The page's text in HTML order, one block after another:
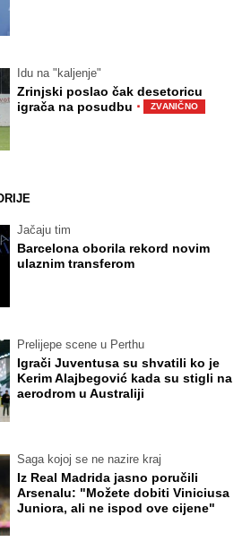
Idu na "kaljenje"
Zrinjski poslao čak desetoricu
igrača na posudbu · ZVANIČNO
Jačaju tim
Barcelona oborila rekord novim
ulaznim transferom
Prelijepe scene u Perthu
Igrači Juventusa su shvatili ko je
Kerim Alajbegović kada su stigli na
aerodrom u Australiji
Saga kojoj se ne nazire kraj
Iz Real Madrida jasno poručili
Arsenalu: "Možete dobiti Viniciusa
Juniora, ali ne ispod ove cijene"